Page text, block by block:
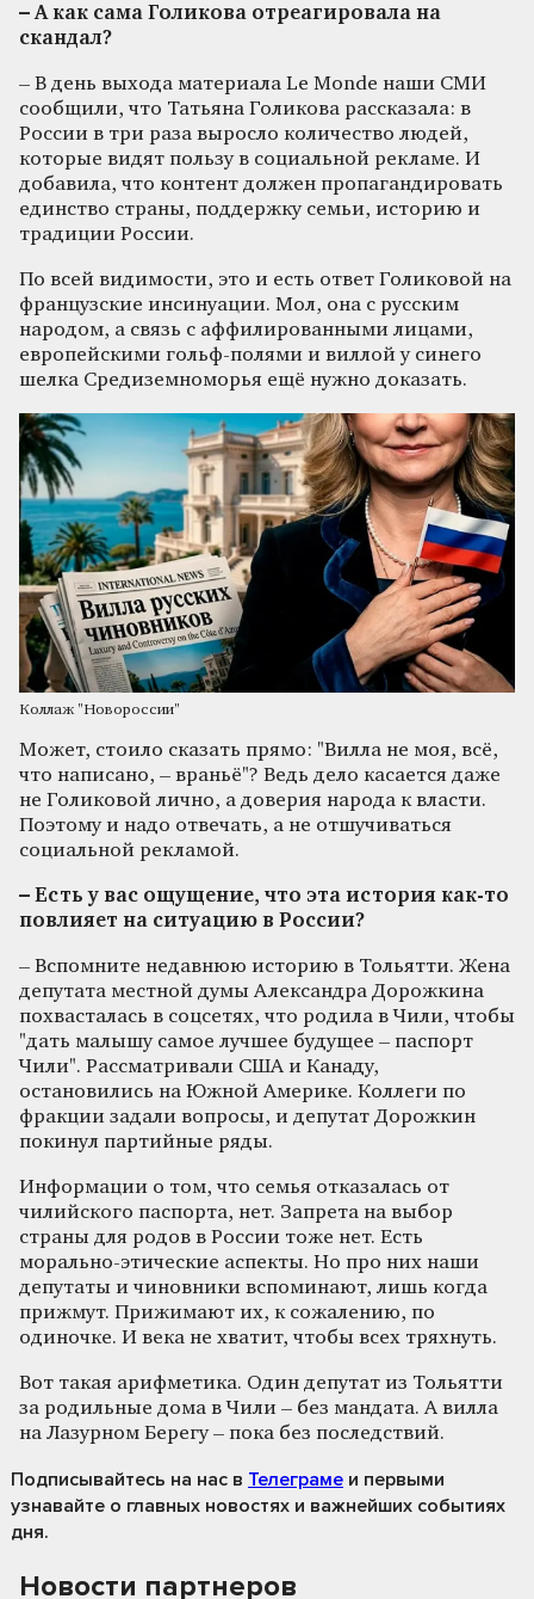
– А как сама Голикова отреагировала на
скандал?
– В день выхода материала Le Monde наши СМИ
сообщили, что Татьяна Голикова рассказала: в
России в три раза выросло количество людей,
которые видят пользу в социальной рекламе. И
добавила, что контент должен пропагандировать
единство страны, поддержку семьи, историю и
традиции России.
По всей видимости, это и есть ответ Голиковой на
французские инсинуации. Мол, она с русским
народом, а связь с аффилированными лицами,
европейскими гольф-полями и виллой у синего
шелка Средиземноморья ещё нужно доказать.
Коллаж "Новороссии"
Может, стоило сказать прямо: "Вилла не моя, всё,
что написано, – враньё"? Ведь дело касается даже
не Голиковой лично, а доверия народа к власти.
Поэтому и надо отвечать, а не отшучиваться
социальной рекламой.
– Есть у вас ощущение, что эта история как-то
повлияет на ситуацию в России?
– Вспомните недавнюю историю в Тольятти. Жена
депутата местной думы Александра Дорожкина
похвасталась в соцсетях, что родила в Чили, чтобы
"дать малышу самое лучшее будущее – паспорт
Чили". Рассматривали США и Канаду,
остановились на Южной Америке. Коллеги по
фракции задали вопросы, и депутат Дорожкин
покинул партийные ряды.
Информации о том, что семья отказалась от
чилийского паспорта, нет. Запрета на выбор
страны для родов в России тоже нет. Есть
морально-этические аспекты. Но про них наши
депутаты и чиновники вспоминают, лишь когда
прижмут. Прижимают их, к сожалению, по
одиночке. И века не хватит, чтобы всех тряхнуть.
Вот такая арифметика. Один депутат из Тольятти
за родильные дома в Чили – без мандата. А вилла
на Лазурном Берегу – пока без последствий.
Подписывайтесь на нас в Телеграме и первыми
узнавайте о главных новостях и важнейших событиях
дня.
Новости партнеров